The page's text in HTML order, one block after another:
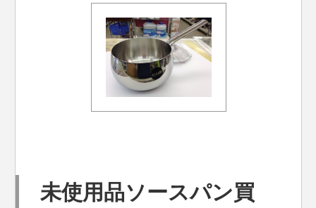
未使用品ソースパン買